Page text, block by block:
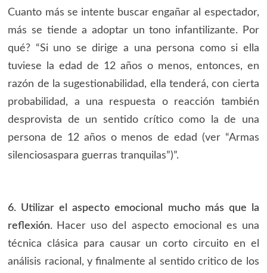
Cuanto más se intente buscar engañar al espectador,
más se tiende a adoptar un tono infantilizante. Por
qué? “Si uno se dirige a una persona como si ella
tuviese la edad de 12 años o menos, entonces, en
razón de la sugestionabilidad, ella tenderá, con cierta
probabilidad, a una respuesta o reacción también
desprovista de un sentido crítico como la de una
persona de 12 años o menos de edad (ver “Armas
silenciosaspara guerras tranquilas”)”.
6. Utilizar el aspecto emocional mucho más que la
reflexión. Hacer uso del aspecto emocional es una
técnica clásica para causar un corto circuito en el
análisis racional, y finalmente al sentido critico de los